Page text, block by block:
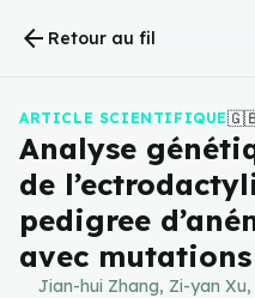
arrow_back Retour au fil
ARTICLE SCIENTIFIQUE
Analyse
de
pedigree
avec mutations
Jian-hui Zhang, Zi-yan